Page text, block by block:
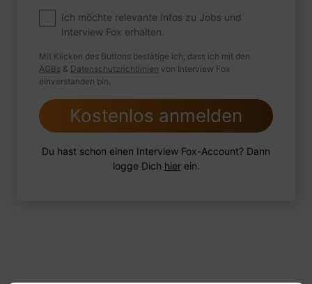
Wie sind Sie mit einer Situation
umgegangen, in der Sie einen
leistungsschwachen Mitarbeiter hatten?
Ich möchte relevante Infos zu Jobs und
Interview Fox erhalten.
Mit Klicken des Buttons bestätige ich, dass ich mit den
AGBs & Datenschutzrichtlinien von Interview Fox
einverstanden bin.
Kostenlos anmelden
Du hast schon einen Interview Fox-Account? Dann
logge Dich hierein.